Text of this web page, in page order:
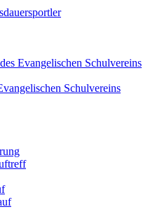
Evangelischen Schulvereins
Schulvereins